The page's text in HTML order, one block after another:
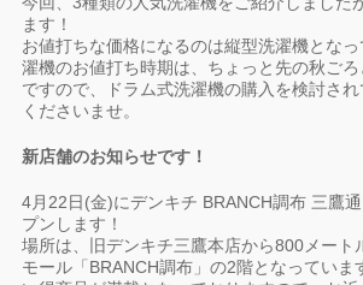
ます！
お値打ちな価格になるのは縦型洗濯機とな
濯機のお値打ち時期は、ちょっと先の秋ごろ
ですので、ドラム式洗濯機の購入を検討さ
くださいませ。
新店舗のお知らせです！
4月22日(金)にデンキチ BRANCH調布 三鷹
プンします！
場所は、旧デンキチ三鷹本店から800メート
モール「BRANCH調布」の2階となっていま